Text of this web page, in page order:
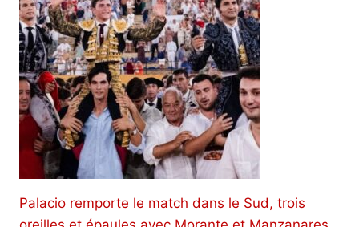
Palacio remporte le match dans le Sud, trois